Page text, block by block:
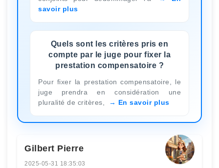
savoir plus
Quels sont les critères pris en
compte par le juge pour fixer la
prestation compensatoire ?
Pour fixer la prestation compensatoire, le
juge prendra en considération une
pluralité de critères,
En savoir plus
Gilbert Pierre
2025-05-31 18:35:03